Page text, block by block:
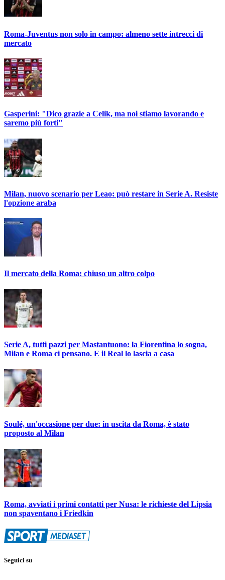
Roma-Juventus non solo in campo: almeno sette intrecci di
mercato
Gasperini: "Dico grazie a Celik, ma noi stiamo lavorando e
saremo più forti"
Milan, nuovo scenario per Leao: può restare in Serie A. Resiste
l'opzione araba
Il mercato della Roma: chiuso un altro colpo
Serie A, tutti pazzi per Mastantuono: la Fiorentina lo sogna,
Milan e Roma ci pensano. E il Real lo lascia a casa
Soulé, un'occasione per due: in uscita da Roma, è stato
proposto al Milan
Roma, avviati i primi contatti per Nusa: le richieste del Lipsia
non spaventano i Friedkin
Seguici su